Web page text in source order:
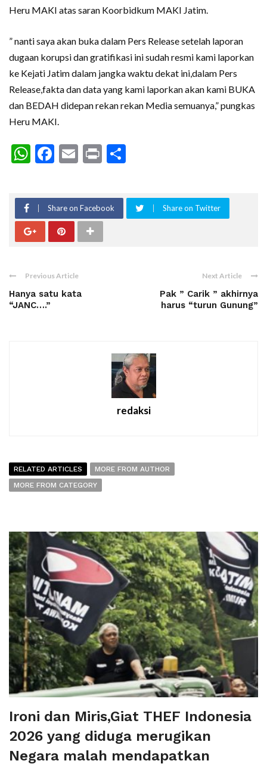
Heru MAKI atas saran Koorbidkum MAKI Jatim.
” nanti saya akan buka dalam Pers Release setelah laporan
dugaan korupsi dan gratifikasi ini sudah resmi kami laporkan
ke Kejati Jatim dalam jangka waktu dekat ini,dalam Pers
Release,fakta dan data yang kami laporkan akan kami BUKA
dan BEDAH didepan rekan rekan Media semuanya,” pungkas
Heru MAKI.
WhatsApp
Facebook
Email
Print
Share on Facebook Share on Twitter
Previous Article
Hanya satu kata
“JANC….”
Next Article
Pak ” Carik ” akhirnya
harus “turun Gunung”
redaksi
RELATED ARTICLES
MORE FROM AUTHOR
MORE FROM CATEGORY
Ironi dan Miris,Giat THEF Indonesia
2026 yang diduga merugikan
Negara malah mendapatkan